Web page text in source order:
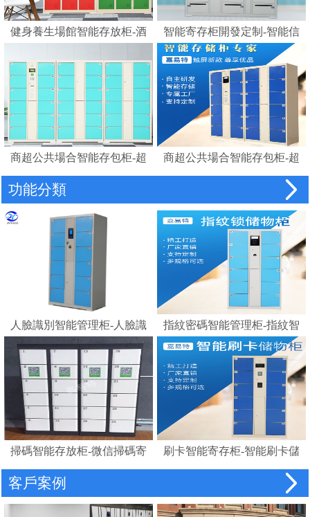
健身養生場館智能存放柜-酒
鎖柜桑拿更衣柜手腕卡
智能寄存柜開發定制-智能信
報箱電子寄存柜
商超公共場合智能存包柜-超
市智能儲物柜密碼柜電子存
包柜
商超公共場合智能存包柜-超
市智能條碼寄存儲物柜電子
存包柜
功能分類
人臉識別智能管理柜-人臉識
別存包柜指紋智能電子寄存
柜
指紋密碼智能管理柜-指紋智
能電子寄存柜
掃碼智能存放柜-微信掃碼寄
存柜
刷卡智能寄存柜-智能刷卡儲
物柜 IC卡電子感應自助存包
柜
客戶案例